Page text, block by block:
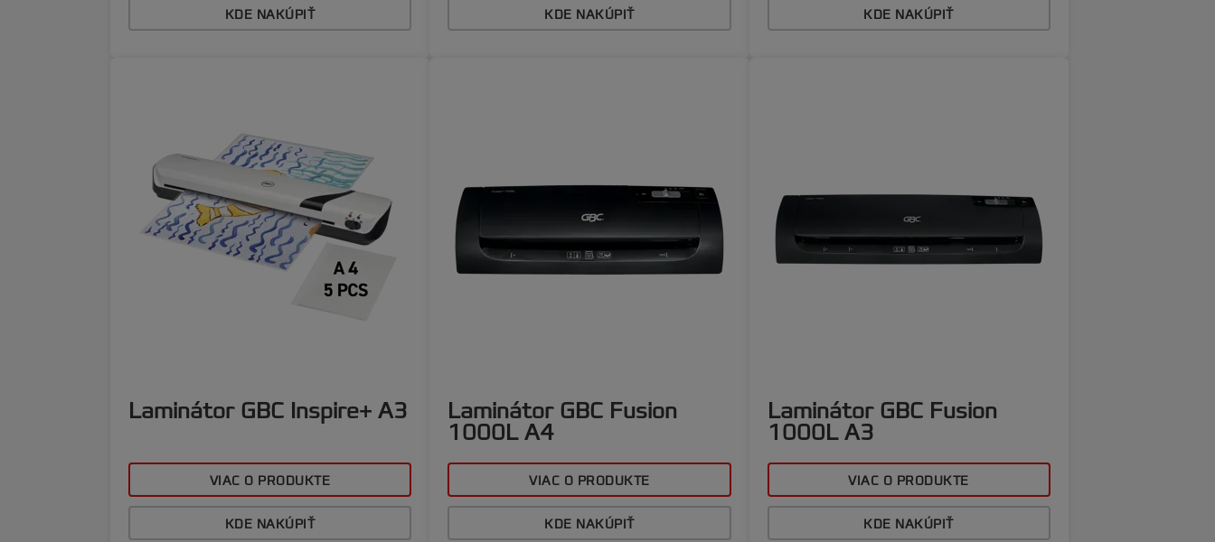
KDE NAKÚPIŤ KDE NAKÚPIŤ KDE NAKÚPIŤ
Laminátor GBC Inspire+ A3
VIAC O PRODUKTE
KDE NAKÚPIŤ
Laminátor GBC Fusion
1000L A4
VIAC O PRODUKTE
KDE NAKÚPIŤ
Laminátor GBC Fusion
1000L A3
VIAC O PRODUKTE
KDE NAKÚPIŤ